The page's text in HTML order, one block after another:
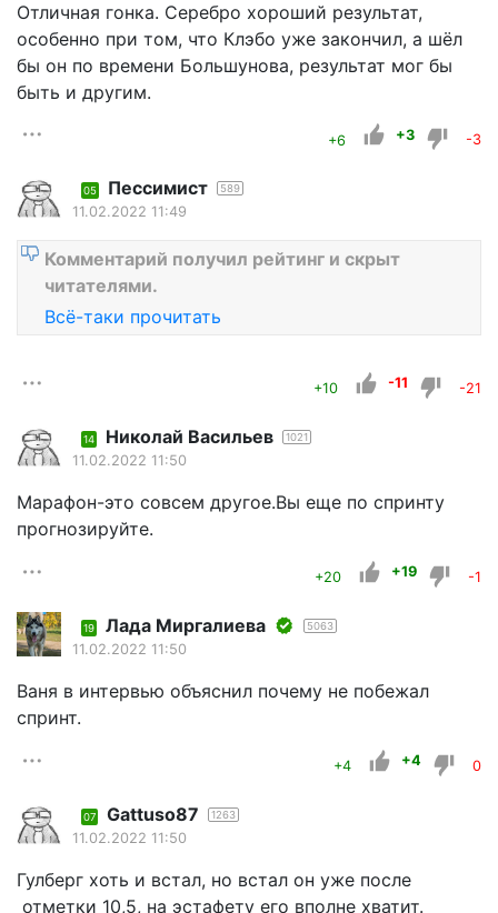
Отличная гонка. Серебро хороший результат,
особенно при том, что Клэбо уже закончил, а шёл
бы он по времени Большунова, результат мог бы
быть и другим.
+6 +3 -3
05 Пессимист 589
11.02.2022 11:49
Комментарий получил рейтинг и скрыт
читателями.
Всё-таки прочитать
+10 -11 -21
14 Николай Васильев 1021
11.02.2022 11:50
Марафон-это совсем другое.Вы еще по спринту
прогнозируйте.
+20 +19 -1
19 Лада Миргалиева 5063
11.02.2022 11:50
Ваня в интервью объяснил почему не побежал
спринт.
+4 +4 0
07 Gattuso87 1263
11.02.2022 11:50
Гулберг хоть и встал, но встал он уже после
отметки 10,5, на эстафету его вполне хватит.